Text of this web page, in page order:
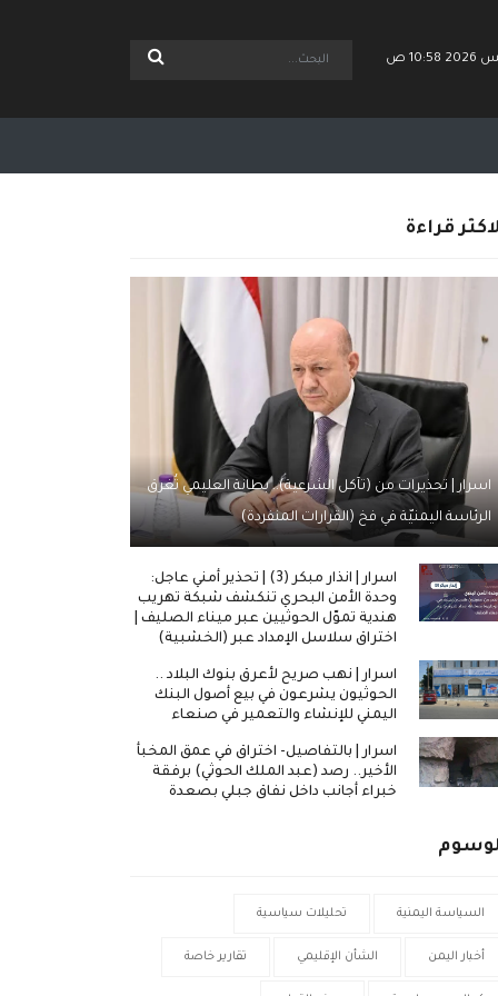
قراءة
اسرار | تحذيرات من (تآكل الشرعية).. بطانة العليمي تُغرق
الرئاسة اليمنيّة في فخ (القرارات المنفردة)
اسرار | انذار مبكر (3) | تحذير أمني عاجل:
وحدة الأمن البحري تنكشف شبكة تهريب
هندية تموّل الحوثيين عبر ميناء الصليف |
اختراق سلاسل الإمداد عبر (الخشبية)
اسرار | نهب صريح لأعرق بنوك البلاد ..
الحوثيون يشرعون في بيع أصول البنك
اليمني للإنشاء والتعمير في صنعاء
اسرار | بالتفاصيل- اختراق في عمق المخبأ
الأخير.. رصد (عبد الملك الحوثي) برفقة
خبراء أجانب داخل نفاق جبلي بصعدة
السياسة اليمنية تحليلات سياسية
أخبار اليمن الشأن الإقليمي تقارير خاصة